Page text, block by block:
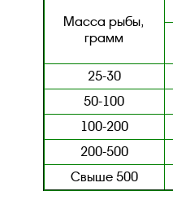
Масса рыбы,
грамм
25-30
50-100
100-200
200-500
Свыше 500